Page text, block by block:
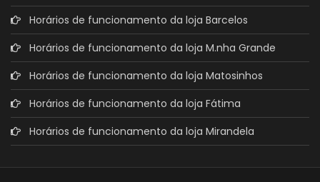
Horários de funcionamento da loja Barcelos
Horários de funcionamento da loja M.nha Grande
Horários de funcionamento da loja Matosinhos
Horários de funcionamento da loja Fátima
Horários de funcionamento da loja Mirandela